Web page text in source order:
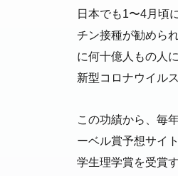
日本でも1〜4月頃
チン接種が勧めら
に何十億人もの人
新型コロナウイル
この功績から、毎
ーベル賞予想サイ
学生理学賞を受賞